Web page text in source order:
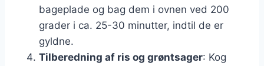
bageplade og bag dem i ovnen ved 200
grader i ca. 25-30 minutter, indtil de er
gyldne.
Tilberedning af ris og grøntsager: Kog